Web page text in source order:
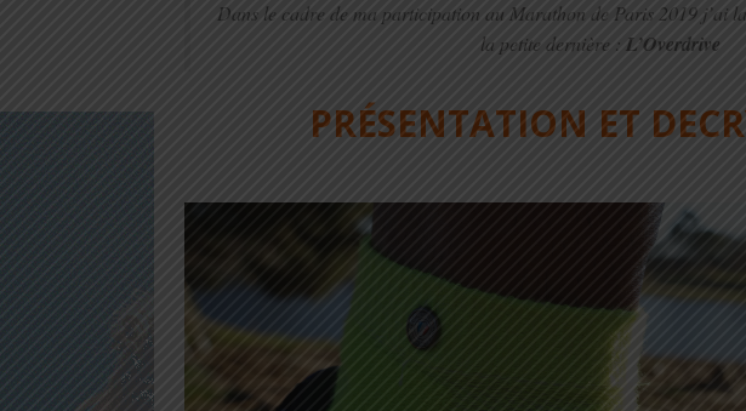
Dans le cadre de ma participation au Marathon de Paris 2019 j’ai
la petite dernière : L’Overdrive
PRÉSENTATION ET